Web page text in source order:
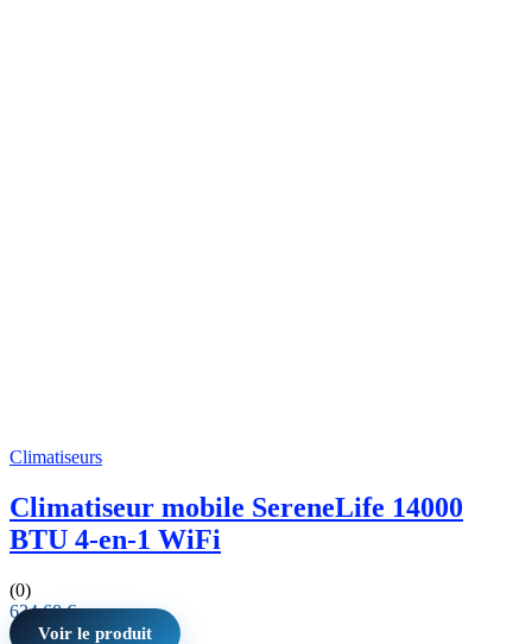
Climatiseurs
Climatiseur mobile SereneLife 14000
BTU 4-en-1 WiFi
(0)
634,68€
Voir le produit